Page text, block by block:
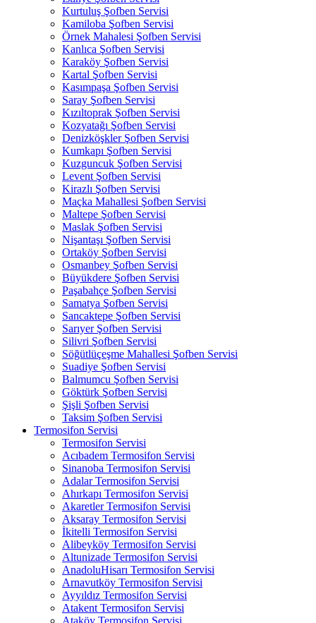
Kurtuluş Şofben Servisi
Kamiloba Şofben Servisi
Örnek Mahalesi Şofben Servisi
Kanlıca Şofben Servisi
Karaköy Şofben Servisi
Kartal Şofben Servisi
Kasımpaşa Şofben Servisi
Saray Şofben Servisi
Kızıltoprak Şofben Servisi
Kozyatağı Şofben Servisi
Denizköşkler Şofben Servisi
Kumkapı Şofben Servisi
Kuzguncuk Şofben Servisi
Levent Şofben Servisi
Kirazlı Şofben Servisi
Maçka Mahallesi Şofben Servisi
Maltepe Şofben Servisi
Maslak Şofben Servisi
Nişantaşı Şofben Servisi
Ortaköy Şofben Servisi
Osmanbey Şofben Servisi
Büyükdere Şofben Servisi
Paşabahçe Şofben Servisi
Samatya Şofben Servisi
Sancaktepe Şofben Servisi
Sarıyer Şofben Servisi
Silivri Şofben Servisi
Söğütlüçeşme Mahallesi Şofben Servisi
Suadiye Şofben Servisi
Balmumcu Şofben Servisi
Göktürk Şofben Servisi
Şişli Şofben Servisi
Taksim Şofben Servisi
Termosifon Servisi
Termosifon Servisi
Acıbadem Termosifon Servisi
Sinanoba Termosifon Servisi
Adalar Termosifon Servisi
Ahırkapı Termosifon Servisi
Akaretler Termosifon Servisi
Aksaray Termosifon Servisi
İkitelli Termosifon Servisi
Alibeyköy Termosifon Servisi
Altunizade Termosifon Servisi
AnadoluHisarı Termosifon Servisi
Arnavutköy Termosifon Servisi
Ayyıldız Termosifon Servisi
Atakent Termosifon Servisi
Ataköy Termosifon Servisi